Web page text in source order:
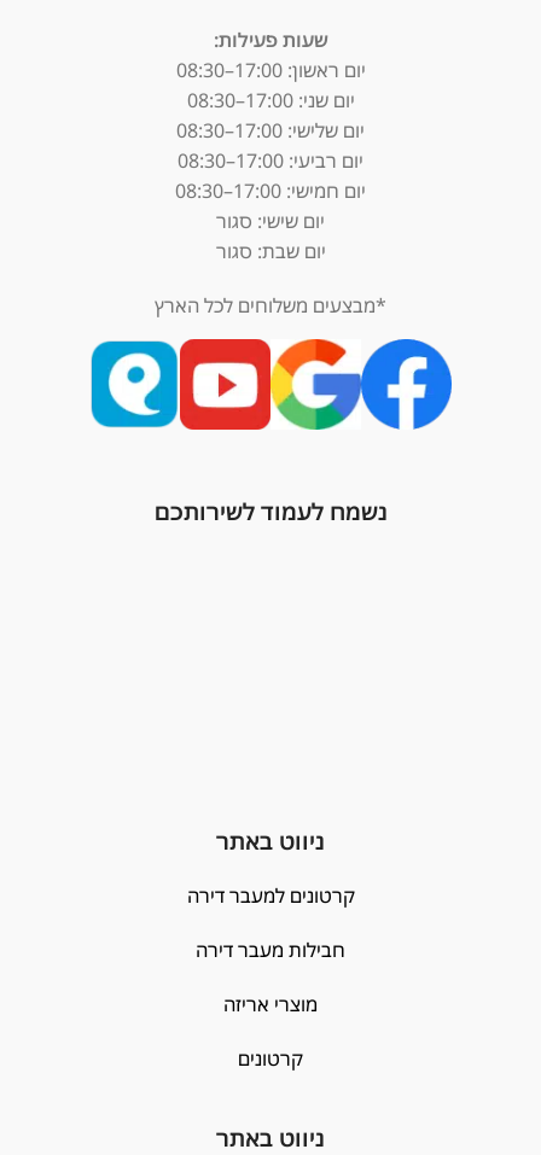
שעות פעילות:
יום ראשון: 17:00–08:30
יום שני: 17:00–08:30
יום שלישי: 17:00–08:30
יום רביעי: 17:00–08:30
יום חמישי: 17:00–08:30
יום שישי: סגור
יום שבת: סגור
*מבצעים משלוחים לכל הארץ
נשמח לעמוד לשירותכם
ניווט באתר
קרטונים למעבר דירה
חבילות מעבר דירה
מוצרי אריזה
קרטונים
ניווט באתר